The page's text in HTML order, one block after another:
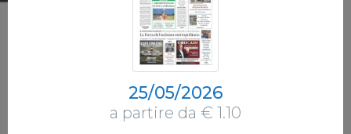
25/05/2026
a partire da € 1.10